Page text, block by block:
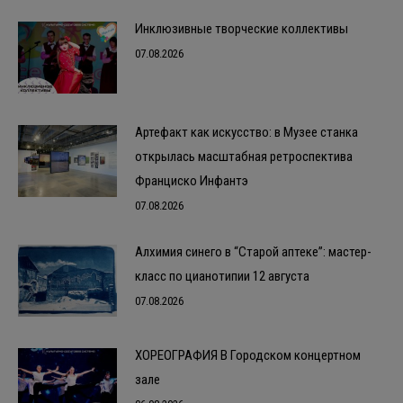
Инклюзивные творческие коллективы
07.08.2026
Артефакт как искусство: в Музее станка
открылась масштабная ретроспектива
Франциско Инфантэ
07.08.2026
Алхимия синего в “Старой аптеке”: мастер-
класс по цианотипии 12 августа
07.08.2026
ХОРЕОГРАФИЯ В Городском концертном
зале